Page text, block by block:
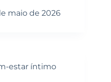
maio de 2026
estar íntimo